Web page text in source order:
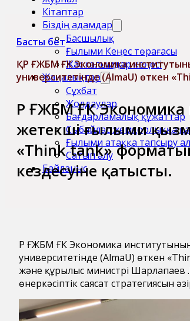
Кітаптар
Біздің адамдар
Басшылық
Ғылыми Кеңес төрағасы
Жас ғалымдар кеңесі
Жаңалықтар
Сұхбат
Жолдаулар
Бағдарламалық құжаттар
Сыбайлас жемқорлыққа
Ғылыми атаққа тапсыру
Сатып алу
Байланыс
Басты бет
ҚР ҒЖБМ ҒК Экономика
университетінде (AlmaU) өткен
ҚР ҒЖБМ ҒК
жетекші ғылыми
«Think tank»
кездесуіне қатысты.
ҚР ҒЖБМ ҒК Экономика
университетінде (AlmaU) өткен
және құрылыс министрі Шарлапаев
өнеркәсіптік саясат стратегиясын